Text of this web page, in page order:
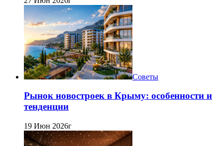
Советы
Рынок новостроек в Крыму: особенности и
тенденции
19 Июн 2026г